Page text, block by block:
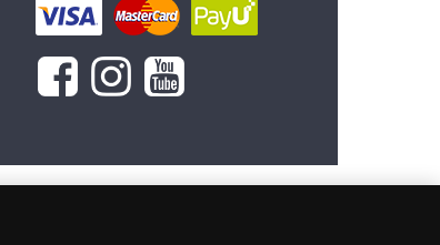
39,95 €